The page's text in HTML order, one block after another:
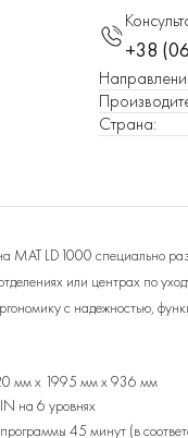
+38
Страна:
LD1000 специально
или центрах по
с надежностью,
мм x 1995 мм x 936 мм
на 6 уровнях
45 минут (в